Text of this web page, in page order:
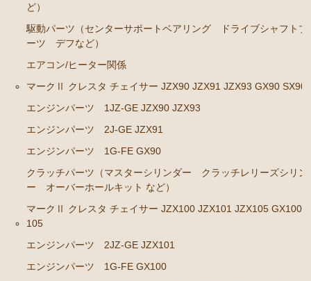
燃料パーツ（ポンプ フィルター ダンパー センダ
ーゲージなど）
シャフトブーツ デフなど）
エアコン/ヒーター関係
0 SX90
エンジンパーツ 2J-GE JZX91
エンジンパーツ 1G-FE GX90
ーズシリンダー オーバーホールキット など）
ど）
駆動パーツ（センターサポートベアリング ドライブシャフトブ
ーツ デフなど）
エアコン/ヒーター関係
マークⅡ クレスタ チェイサー JZX90 JZX91 JZX93 GX90 SX90
エンジンパーツ 1JZ-GE JZX90 JZX93
エンジンパーツ 2J-GE JZX91
エンジンパーツ 1G-FE GX90
クラッチパーツ（マスターシリンダー クラッチレリーズシリン
ー オーバーホールキット など）
マークⅡ クレスタ チェイサー JZX100 JZX101 JZX105 GX100
105
エンジンパーツ 2JZ-GE JZX101
エンジンパーツ 1G-FE GX100